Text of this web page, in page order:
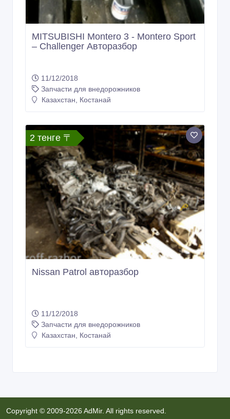
MITSUBISHI Montero 3 - Montero Sport
– Challenger Авторазбор
11/12/2018
Запчасти для внедорожников
Казахстан, Костанай
2 тенге 〒
Nissan Patrol авторазбор
11/12/2018
Запчасти для внедорожников
Казахстан, Костанай
Copyright © 2009-2026 AdMir. All rights reserved.